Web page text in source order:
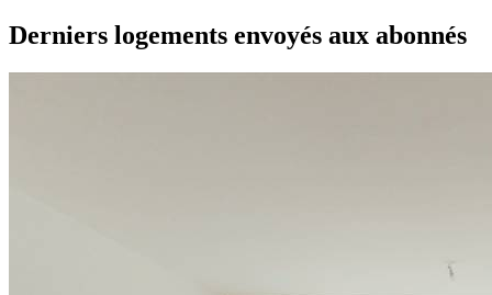
Derniers logements envoyés aux abonnés